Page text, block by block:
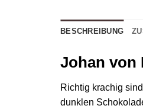
BESCHREIBUNG
Johan von
Richtig krachig
dunklen